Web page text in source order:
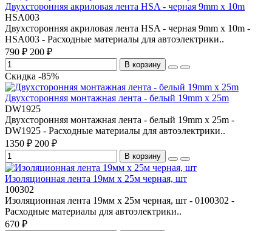
Двухсторонняя акриловая лента HSA - черная 9mm x 10m
HSA003
Двухсторонняя акриловая лента HSA - черная 9mm x 10m -
HSA003 - Расходные материалы для автоэлектрики..
790 ₽ 200 ₽
В корзину
Скидка -85%
Двухсторонняя монтажная лента - белый 19mm x 25m
DW1925
Двухсторонняя монтажная лента - белый 19mm x 25m -
DW1925 - Расходные материалы для автоэлектрики..
1350 ₽ 200 ₽
В корзину
Изоляционная лента 19мм х 25м черная, шт
100302
Изоляционная лента 19мм х 25м черная, шт - 0100302 -
Расходные материалы для автоэлектрики..
670 ₽